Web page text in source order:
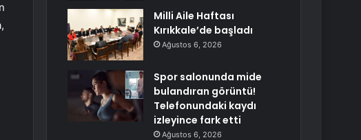
Milli Aile Haftası
Kırıkkale’de başladı
Ağustos 6, 2026
Spor salonunda mide
bulandıran görüntü!
Telefonundaki kaydı
izleyince fark etti
Ağustos 6, 2026